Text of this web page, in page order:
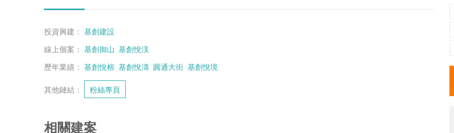
投資興建： 基創建設
線上個案： 基創御山 基創悅渼
歷年業績： 基創悅榕 基創悅濤 圓通大街 基創悅境
其他鏈結： 粉絲專頁
相關建案